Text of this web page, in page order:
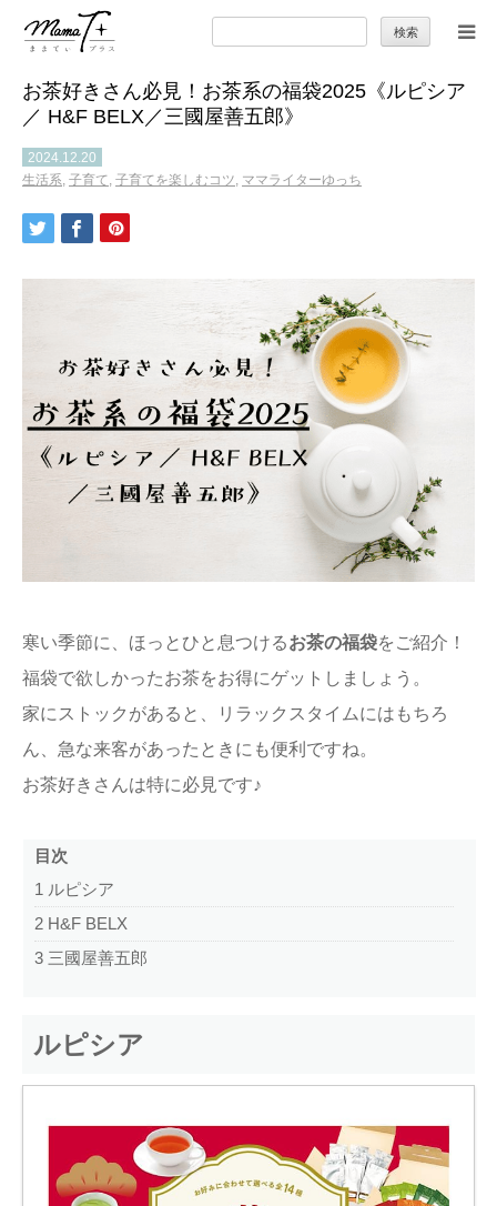
索:
お茶好きさん必見！お茶系の福袋2025《ルピシア
／ H&F BELX／三國屋善五郎》
2024.12.20
生活系, 子育て, 子育てを楽しむコツ, ママライターゆっち
寒い季節に、ほっとひと息つけるお茶の福袋をご紹介！
福袋で欲しかったお茶をお得にゲットしましょう。
家にストックがあると、リラックスタイムにはもちろ
ん、急な来客があったときにも便利ですね。
お茶好きさんは特に必見です♪
目次
1 ルピシア
2 H&F BELX
3 三國屋善五郎
ルピシア
トップ
ママのカラダとココロ
セカンドキャリア
暮らしの小ワザ
季節の行事やお出かけ